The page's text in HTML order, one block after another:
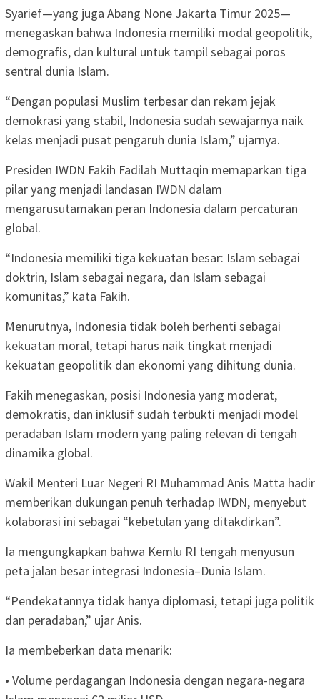
Syarief—yang juga Abang None Jakarta Timur 2025—
menegaskan bahwa Indonesia memiliki modal geopolitik,
demografis, dan kultural untuk tampil sebagai poros
sentral dunia Islam.
“Dengan populasi Muslim terbesar dan rekam jejak
demokrasi yang stabil, Indonesia sudah sewajarnya naik
kelas menjadi pusat pengaruh dunia Islam,” ujarnya.
Presiden IWDN Fakih Fadilah Muttaqin memaparkan tiga
pilar yang menjadi landasan IWDN dalam
mengarusutamakan peran Indonesia dalam percaturan
global.
“Indonesia memiliki tiga kekuatan besar: Islam sebagai
doktrin, Islam sebagai negara, dan Islam sebagai
komunitas,” kata Fakih.
Menurutnya, Indonesia tidak boleh berhenti sebagai
kekuatan moral, tetapi harus naik tingkat menjadi
kekuatan geopolitik dan ekonomi yang dihitung dunia.
Fakih menegaskan, posisi Indonesia yang moderat,
demokratis, dan inklusif sudah terbukti menjadi model
peradaban Islam modern yang paling relevan di tengah
dinamika global.
Wakil Menteri Luar Negeri RI Muhammad Anis Matta hadir
memberikan dukungan penuh terhadap IWDN, menyebut
kolaborasi ini sebagai “kebetulan yang ditakdirkan”.
Ia mengungkapkan bahwa Kemlu RI tengah menyusun
peta jalan besar integrasi Indonesia–Dunia Islam.
“Pendekatannya tidak hanya diplomasi, tetapi juga politik
dan peradaban,” ujar Anis.
Ia membeberkan data menarik:
• Volume perdagangan Indonesia dengan negara-negara